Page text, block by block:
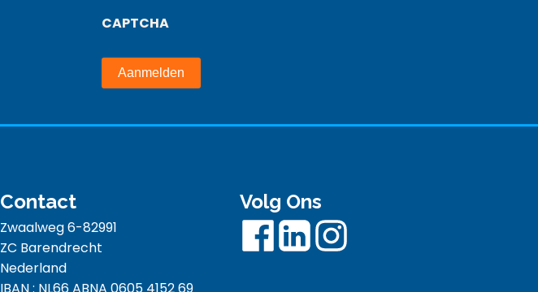
CAPTCHA
Contact
Zwaalweg 6-82991
ZC Barendrecht
Nederland
Volg Ons